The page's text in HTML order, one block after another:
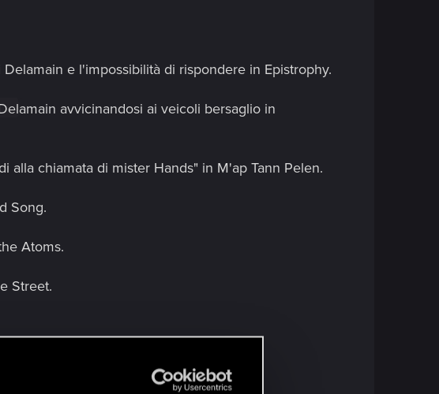
e l'impossibilità di rispondere in Epistrophy.
avvicinandosi ai veicoli bersaglio in
alla chiamata di mister Hands" in M'ap Tann Pelen.
Song.
Atoms.
Street.
Me: La grande gara.